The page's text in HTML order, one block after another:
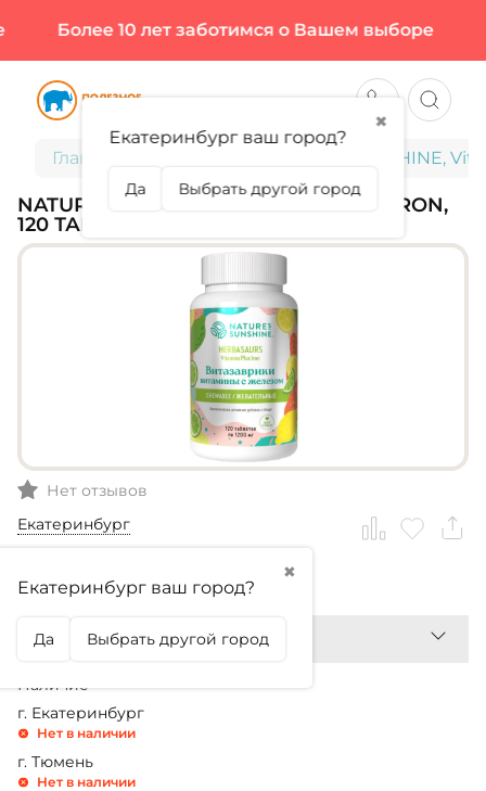
Более 10 лет заботимся о Вашем выборе
Главная NATURE'S SUNSHINE,
NATURE'S SUNSHINE, VITAMIN PLUS IRON,
120 ТАБЛ (120 ПОРЦИЙ)
Нет отзывов
Екатеринбург
✖
Екатеринбург ваш город?
Да Выбрать другой город
3 160,99₽
Наличие
г. Екатеринбург
Нет в наличии
г. Тюмень
Нет в наличии
✖
Екатеринбург ваш город?
Да Выбрать другой город